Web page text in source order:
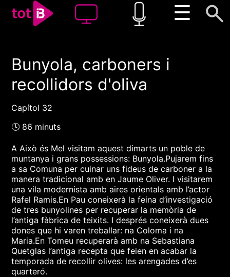
☰
00:00 00:00
1x
Bunyola, carboners i
recollidors d'oliva
Capítol 32
🕓 86 minuts
A Això és Mel visitam aquest dimarts un poble de
muntanya i grans possessions: Bunyola.Pujarem fins
a sa Comuna per cuinar uns fideus de carboner a la
manera tradicional amb en Jaume Oliver. I visitarem
una vila modernista amb aires orientals amb l’actor
Rafel Ramis.En Pau coneixerà la feina d’investigació
de tres bunyolines per recuperar la memòria de
l’antiga fàbrica de teixits. I després coneixerà dues
dones que hi varen treballar: na Coloma i na
Maria.En Tomeu recuperarà amb na Sebastiana
Quetglas l’antiga recepta que feien en acabar la
temporada de recollir olives: les arengades d’es
quarteró.